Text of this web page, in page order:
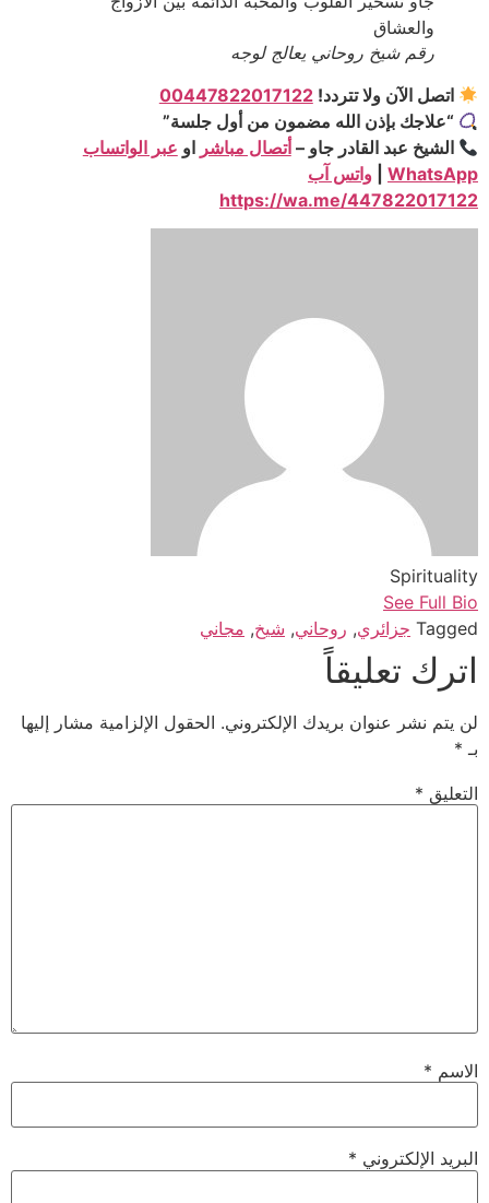
رقم شيخ روحاني يعالج لوجه
اتصل الآن ولا تتردد!00447822017122
“علاجك بإذن الله مضمون من أول جلسة”
الشيخ عبد القادر جاو – أتصال مباشر او عبر الواتساب
WhatsApp
واتس آب
https://wa.me/447822017122
Spirituality
See Full Bio
Tagged جزائري, روحاني, شيخ, مجاني
اترك تعليقاً
لن يتم نشر عنوان بريدك الإلكتروني. الحقول الإلزامية مشار إليها
بـ *
التعليق *
الاسم *
البريد الإلكتروني *